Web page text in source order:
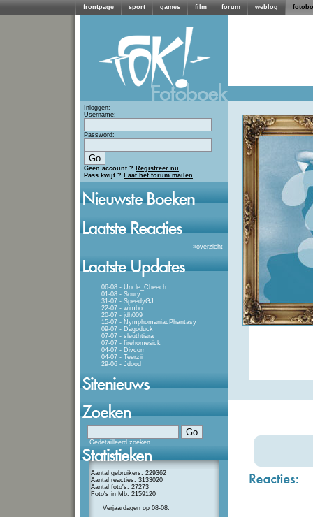
frontpage sport games film forum weblog
Inloggen:
Username:
Password:
Geen account ? Registreer nu
Pass kwijt ? Laat het forum mailen
»overzicht
06-08 - Uncle_Cheech
01-08 - Soury
31-07 - SpeedyGJ
22-07 - wimbo
20-07 - jdh009
15-07 - NymphomaniacPhantasy
09-07 - Dagoduck
07-07 - sleuthtiara
07-07 - firehomesick
04-07 - Divcom
04-07 - Teerzii
29-06 - Jdood
Gedetailleerd zoeken
Aantal gebruikers: 229362
Aantal reacties: 3133020
Aantal foto's: 27273
Foto's in Mb: 2159120
Verjaardagen op 08-08: